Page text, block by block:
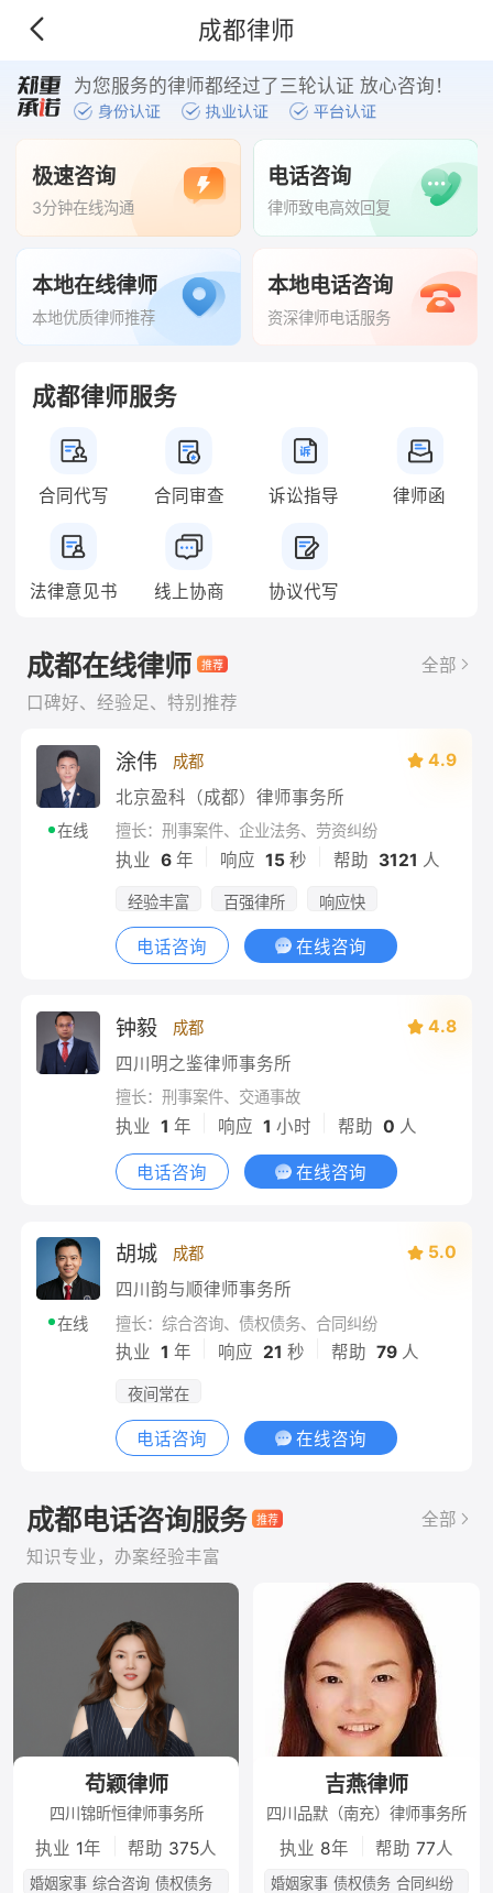
成都律师
为您服务的律师都经过了三轮认证 放心咨询！
极速咨询
3分钟在线沟通
电话咨询
律师致电高效回复
本地在线律师
本地优质律师推荐
本地电话咨询
资深律师电话服务
成都律师服务
合同代写 合同审查 诉讼指导 律师函
法律意见书 线上协商 协议代写
成都在线律师
全部
口碑好、经验足、特别推荐
在线
涂伟 成都
4.9
北京盈科（成都）律师事务所
擅长：刑事案件、企业法务、劳资纠纷
执业 6年 响应 15秒 帮助 3121 人
经验丰富 百强律所 响应快
电话咨询 在线咨询
钟毅 成都
4.8
四川明之鉴律师事务所
擅长：刑事案件、交通事故
执业 1 年 响应 1 小时 帮助 0 人
电话咨询 在线咨询
在线
胡城 成都
5.0
四川韵与顺律师事务所
擅长：综合咨询、债权债务、合同纠纷
执业 1 年 响应 21 秒 帮助 79人
夜间常在
电话咨询 在线咨询
成都电话咨询服务
全部
知识专业，办案经验丰富
苟颖律师
四川锦昕恒律师事务所
执业 1年 帮助 375人
婚姻家事 综合咨询 债权债务
吉燕律师
四川品默（南充）律师事务所
执业 8年 帮助 77人
婚姻家事 债权债务 合同纠纷